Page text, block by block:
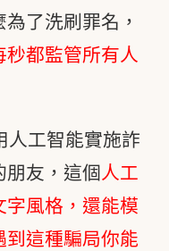
了洗刷罪名，
都監管所有人
人工智能實施詐
友，這個 人工
字風格，還能模
到這種騙局你能